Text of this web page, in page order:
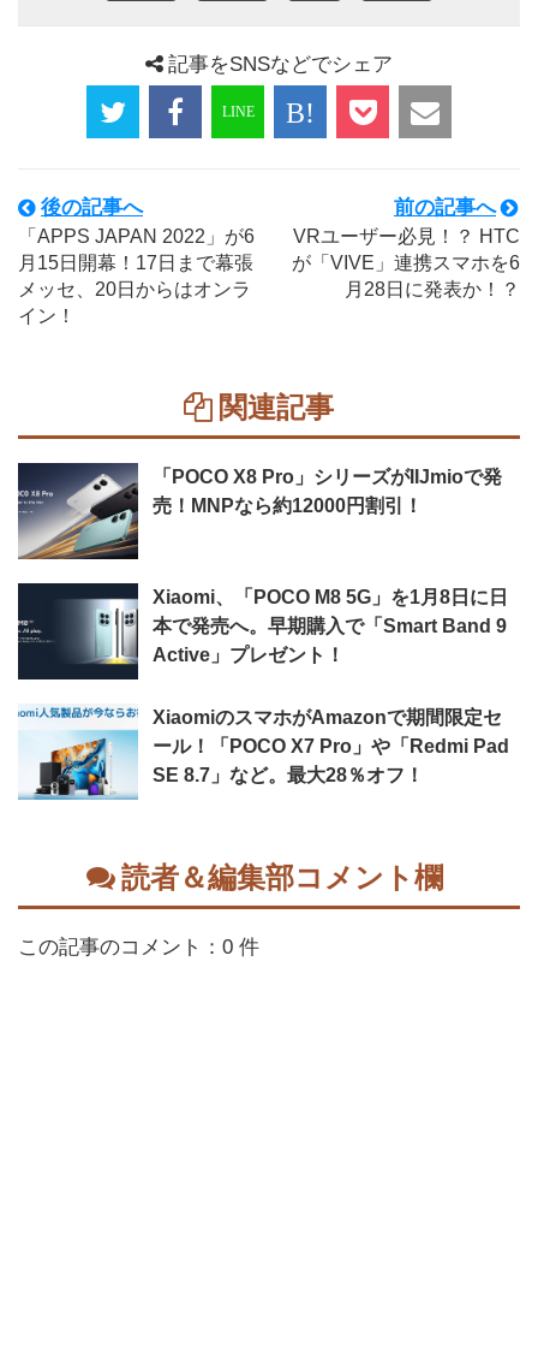
記事をSNSなどでシェア
後の記事へ
「APPS JAPAN 2022」が6
月15日開幕！17日まで幕張
メッセ、20日からはオンラ
イン！
前の記事へ
VRユーザー必見！？ HTC
が「VIVE」連携スマホを6
月28日に発表か！？
関連記事
「POCO X8 Pro」シリーズがIIJmioで発
売！MNPなら約12000円割引！
Xiaomi、「POCO M8 5G」を1月8日に日
本で発売へ。早期購入で「Smart Band 9
Active」プレゼント！
XiaomiのスマホがAmazonで期間限定セ
ール！「POCO X7 Pro」や「Redmi Pad
SE 8.7」など。最大28％オフ！
読者＆編集部コメント欄
この記事のコメント：0 件